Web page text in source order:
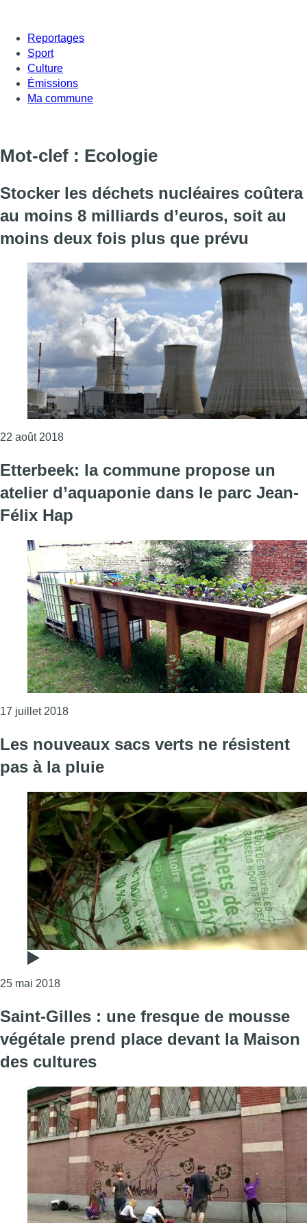
Reportages
Sport
Culture
Émissions
Ma commune
Mot-clef : Ecologie
Stocker les déchets nucléaires coûtera
au moins 8 milliards d’euros, soit au
moins deux fois plus que prévu
22 août 2018Consulter l'article "Stocker les déchets
Etterbeek: la commune propose un
atelier d’aquaponie dans le parc Jean-
Félix Hap
17 juillet 2018Consulter l'article "Etterbeek: la commune
Les nouveaux sacs verts ne résistent
pas à la pluie
25 mai 2018Consulter l'article "Les nouveaux sacs verts ne
Saint-Gilles : une fresque de mousse
végétale prend place devant la Maison
des cultures